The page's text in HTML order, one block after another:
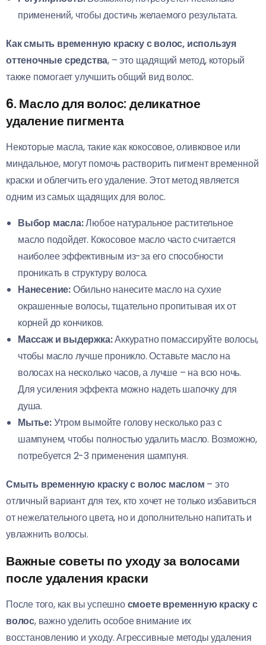
применений, чтобы достичь желаемого результата.
Как смыть временную краску с волос, используя
оттеночные средства, – это щадящий метод, который
также помогает улучшить общий вид волос.
6. Масло для волос: деликатное
удаление пигмента
Некоторые масла, такие как кокосовое, оливковое или
миндальное, могут помочь растворить пигмент временной
краски и облегчить его удаление. Этот метод является
одним из самых щадящих для волос.
Выбор масла:Любое натуральное растительное
масло подойдет. Кокосовое масло часто считается
наиболее эффективным из-за его способности
проникать в структуру волоса.
Нанесение:Обильно нанесите масло на сухие
окрашенные волосы, тщательно пропитывая их от
корней до кончиков.
Массаж и выдержка:Аккуратно помассируйте волосы,
чтобы масло лучше проникло. Оставьте масло на
волосах на несколько часов, а лучше – на всю ночь.
Для усиления эффекта можно надеть шапочку для
душа.
Мытье:Утром вымойте голову несколько раз с
шампунем, чтобы полностью удалить масло. Возможно,
потребуется 2-3 применения шампуня.
Смыть временную краску с волос маслом – это
отличный вариант для тех, кто хочет не только избавиться
от нежелательного цвета, но и дополнительно напитать и
увлажнить волосы.
Важные советы по уходу за волосами
после удаления краски
После того, как вы успешносмоете временную краску с
волос, важно уделить особое внимание их
восстановлению и уходу. Агрессивные методы удаления